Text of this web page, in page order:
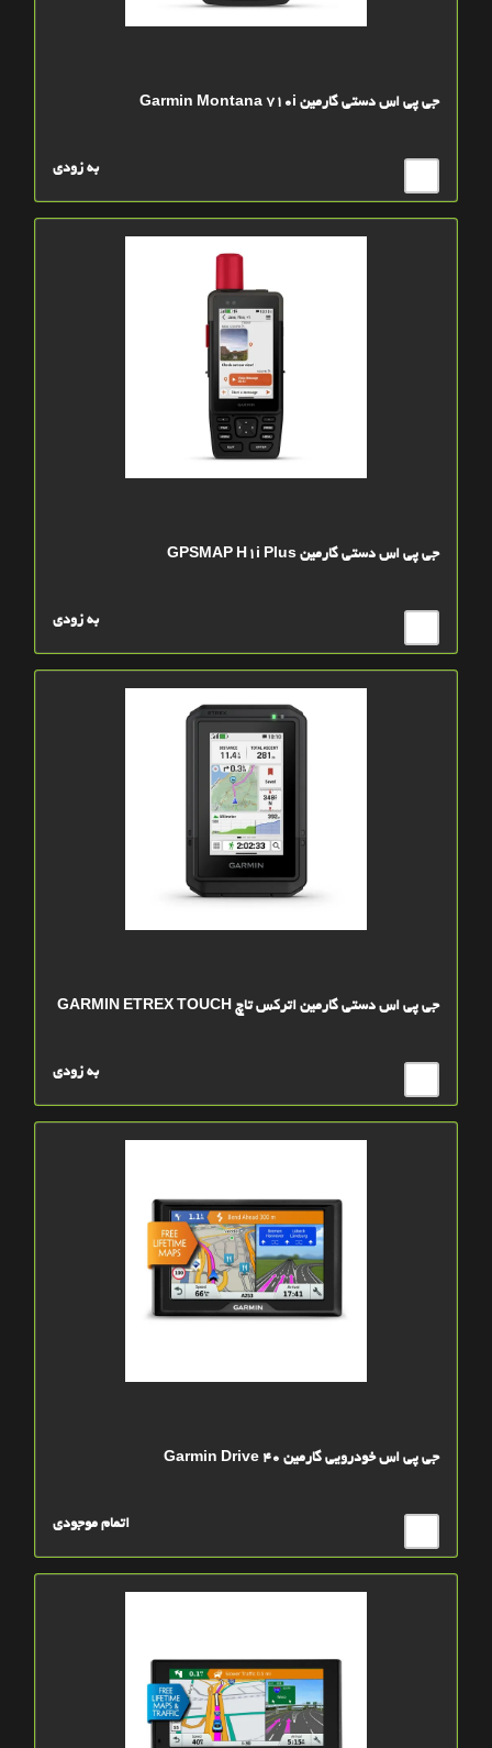
جی پی اس دستی گارمین Garmin Montana 710i
به زودی
جی پی اس دستی گارمین GPSMAP H1i Plus
به زودی
جی پی اس دستی گارمین اترکس تاچ GARMIN ETREX TOUCH
به زودی
جی پی اس خودرویی گارمین Garmin Drive 40
اتمام موجودی